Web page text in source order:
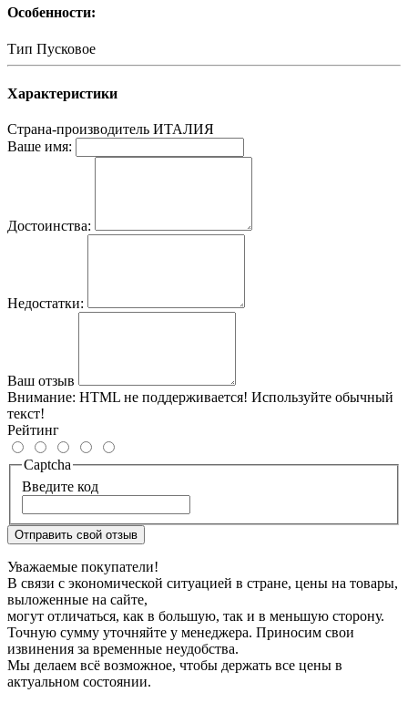
Особенности:
Тип Пусковое
Характеристики
Страна-производитель ИТАЛИЯ
Ваше имя:
Достоинства:
Недостатки:
Ваш отзыв
Внимание: HTML не поддерживается! Используйте обычный
текст!
Рейтинг
Captcha
Введите код
Отправить свой отзыв
Уважаемые покупатели!
В связи с экономической ситуацией в стране, цены на товары,
выложенные на сайте,
могут отличаться, как в большую, так и в меньшую сторону.
Точную сумму уточняйте у менеджера. Приносим свои
извинения за временные неудобства.
Мы делаем всё возможное, чтобы держать все цены в
актуальном состоянии.